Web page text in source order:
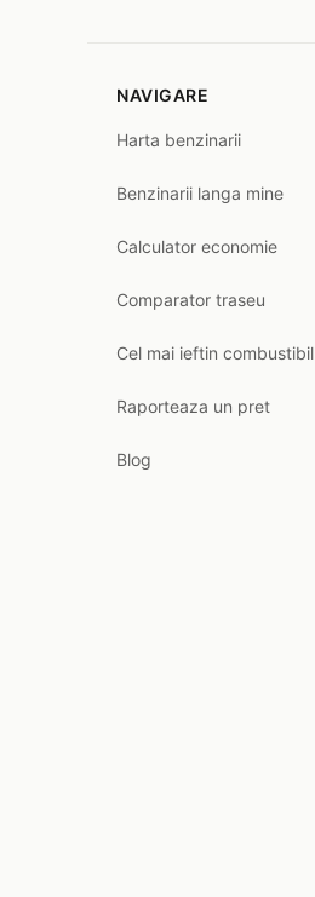
NAVIGARE
Harta benzinarii
Benzinarii langa mine
Calculator economie
Comparator traseu
Cel mai ieftin combustibil
Raporteaza un pret
Blog